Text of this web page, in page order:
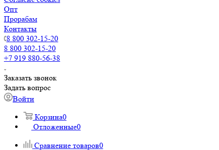
Опт
Прорабам
Контакты
8 800 302-15-20
8 800 302-15-20
+7 919 880-56-38
Заказать звонок
Задать вопрос
Войти
Корзина0
Отложенные0
Сравнение товаров0